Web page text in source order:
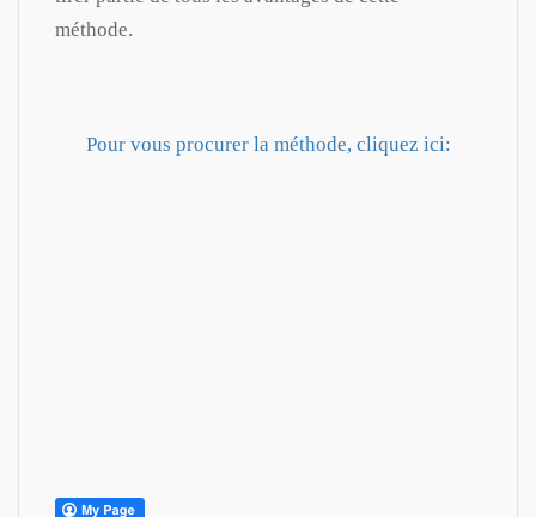
méthode.
Pour vous procurer la méthode, cliquez ici: